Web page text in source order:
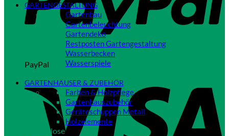
PayPal
GARTENGESTALTUNG
Gartenbau
Gartenbeleuchtung
Gartendeko
Restposten Gartengestaltung
Wasserbecken
Wasserspiele
GARTENHÄUSER & ZUBEHÖR
Farben & Holzpflege
Gartenhauszubehör
Geräteschuppen Metall
Holzelemente
Close